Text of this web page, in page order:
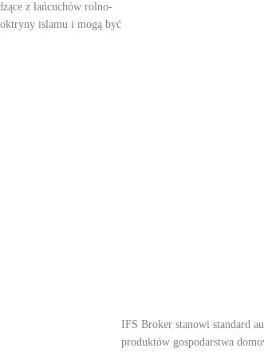
z łańcuchów rolno-
islamu i mogą być
IFS Broker stanowi standard
produktów gospodarstwa